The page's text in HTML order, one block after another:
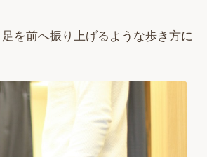
を前へ振り上げるような歩き方に